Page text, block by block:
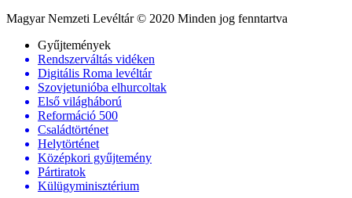
Magyar Nemzeti Levéltár © 2020 Minden jog fenntartva
Gyűjtemények
Rendszerváltás vidéken
Digitális Roma levéltár
Szovjetunióba elhurcoltak
Első világháború
Reformáció 500
Családtörténet
Helytörténet
Középkori gyűjtemény
Pártiratok
Külügyminisztérium